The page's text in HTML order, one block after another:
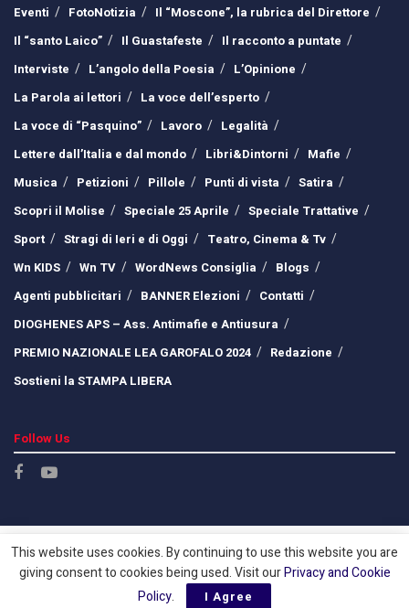
Eventi
FotoNotizia
Il “Moscone”, la rubrica del Direttore
Il “santo Laico”
Il Guastafeste
Il racconto a puntate
Interviste
L’angolo della Poesia
L’Opinione
La Parola ai lettori
La voce dell’esperto
La voce di “Pasquino”
Lavoro
Legalità
Lettere dall’Italia e dal mondo
Libri&Dintorni
Mafie
Musica
Petizioni Pillole Punti di vista
Satira
Scopri il Molise
Speciale 25 Aprile
Speciale Trattative
Sport
Stragi di Ieri e di Oggi
Teatro, Cinema & Tv
Wn KIDS
Wn TV WordNews Consiglia
Blogs
Agenti pubblicitari
BANNER Elezioni
Contatti
DIOGHENES APS – Ass. Antimafie e Antiusura
PREMIO NAZIONALE LEA GAROFALO 2024
Redazione
Sostieni la STAMPA LIBERA
Follow Us
This website uses cookies. By continuing to use this website you are
giving consent to cookies being used. Visit ourPrivacy and Cookie
Policy. I Agree